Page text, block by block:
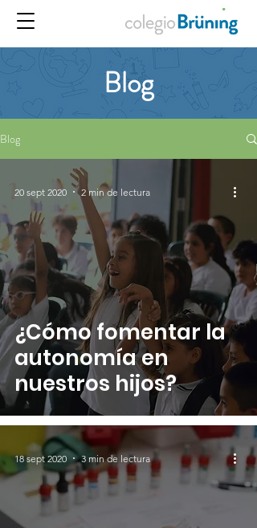
Blog
Blog
¿Cómo fomentar la
autonomía en
nuestros hijos?
20 sept 2020 2 min de lectura
18 sept 2020 3 min de lectura